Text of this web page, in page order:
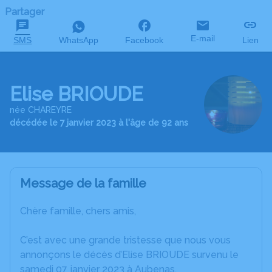
Partager
SMS WhatsApp Facebook E-mail Lien
Elise BRIOUDE
née CHAREYRE
décédée le 7 janvier 2023 à l'âge de 92 ans
Message de la famille
Chère famille, chers amis,
C’est avec une grande tristesse que nous vous
annonçons le décès d’Elise BRIOUDE survenu le
samedi 07 janvier 2023 à Aubenas.